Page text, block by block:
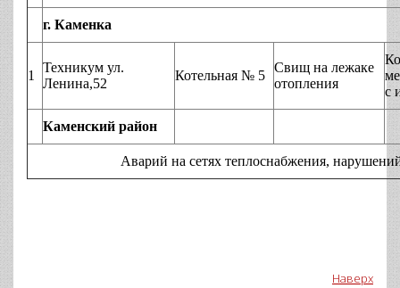
г. Каменка
1
Техникум ул.
Ленина,52
Котельная № 5
Свищ на лежаке
отопления
с
Каменский район
Аварий на сетях теплоснабжения, нарушений
Наверх